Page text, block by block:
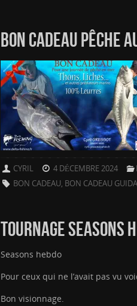
BON CADEAU PÊCHE
CYRIL 4 DÉCEMBRE 2024
BON CADEAU, BON CADEAU
TOURNAGE SEASONS
Seasons hebdo
Pour ceux qui ne l’avait pas vu
Bon visionnage.